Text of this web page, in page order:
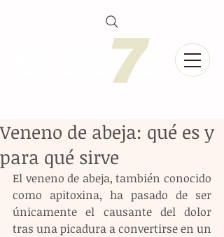
Veneno de abeja: qué es y
para qué sirve
El veneno de abeja, también conocido
como apitoxina, ha pasado de ser
únicamente el causante del dolor
tras una picadura a convertirse en un